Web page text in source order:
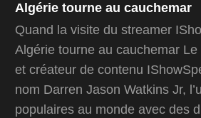
Algérie tourne au cauchemar
Quand la visite du streamer
Algérie tourne au cauchemar
et créateur de contenu
nom Darren Jason Watkins Jr,
populaires au monde avec des